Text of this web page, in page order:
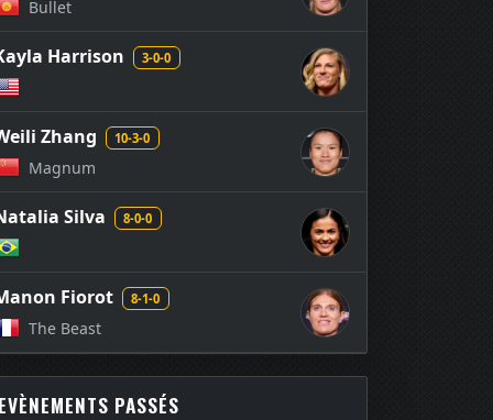
Bullet
Harrison 3-0-0
Zhang 10-3-0
Magnum
Silva 8-0-0
Fiorot 8-1-0
The Beast
PASSÉS